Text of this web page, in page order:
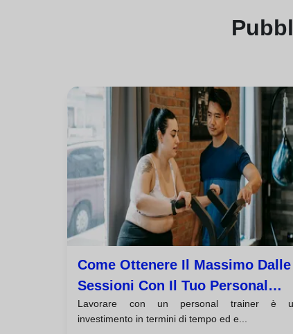
Come Ottenere Il Massimo Dalle
Sessioni Con Il Tuo Personal
Trainer
Lavorare con un personal trainer è
investimento in termini di tempo ed e...